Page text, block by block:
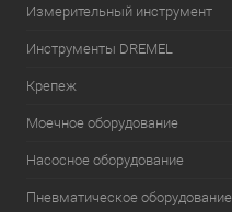
Измерительный инструмент
Инструменты DREMEL
Крепеж
Моечное оборудование
Насосное оборудование
Пневматическое оборудование